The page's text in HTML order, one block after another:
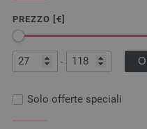
PREZZO [€]
-
Solo offerte speciali